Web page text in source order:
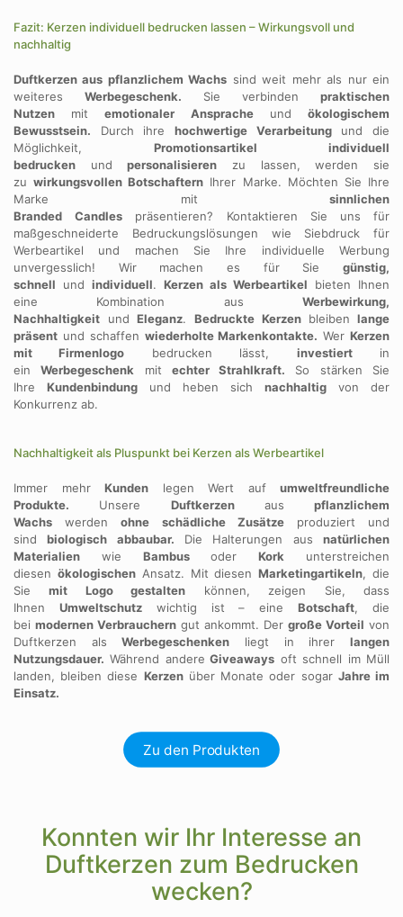
Fazit: Kerzen individuell bedrucken lassen – Wirkungsvoll und
nachhaltig
Duftkerzen aus pflanzlichem Wachs sind weit mehr als nur ein
weiteres Werbegeschenk. Sie verbinden praktischen
Nutzen mitemotionaler Anspracheundökologischem
Bewusstsein. Durch ihre hochwertige Verarbeitungund die
Möglichkeit, Promotionsartikel individuell
bedrucken undpersonalisieren zu lassen, werden sie
zuwirkungsvollen Botschaftern Ihrer Marke. Möchten Sie Ihre
Marke mit sinnlichen
Branded
Candles präsentieren? Kontaktieren Sie uns für
maßgeschneiderte Bedruckungslösungen wie Siebdruck für
Werbeartikel und machen Sie Ihre individuelle Werbung
unvergesslich! Wir machen es für Sie günstig,
schnell und individuell. Kerzen als Werbeartikel bieten Ihnen
eine Kombination aus Werbewirkung,
Nachhaltigkeit undEleganz.Bedruckte Kerzenbleiben lange
präsent und schaffen wiederholte Markenkontakte. WerKerzen
mit Firmenlogo bedrucken lässt, investiertin
einWerbegeschenk mit echter Strahlkraft. So stärken Sie
Ihre Kundenbindung und heben sich nachhaltig von der
Konkurrenz ab.
Nachhaltigkeit als Pluspunkt bei Kerzen als Werbeartikel
Immer mehr Kunden legen Wert auf umweltfreundliche
Produkte. Unsere Duftkerzenaus pflanzlichem
Wachs werdenohne schädliche Zusätzeproduziert und
sindbiologisch abbaubar. Die Halterungen ausnatürlichen
Materialien wie BambusoderKork unterstreichen
diesen ökologischenAnsatz. Mit diesenMarketingartikeln, die
Siemit Logo gestalten können, zeigen Sie, dass
Ihnen Umweltschutzwichtig ist – eineBotschaft, die
bei modernen Verbrauchern gut ankommt. Der große Vorteil von
Duftkerzen alsWerbegeschenken liegt in ihrerlangen
Nutzungsdauer. Während andere Giveaways oft schnell im Müll
landen, bleiben diese Kerzenüber Monate oder sogar Jahre im
Einsatz.
Zu den Produkten
Konnten wir Ihr Interesse an
Duftkerzen zum Bedrucken
wecken?